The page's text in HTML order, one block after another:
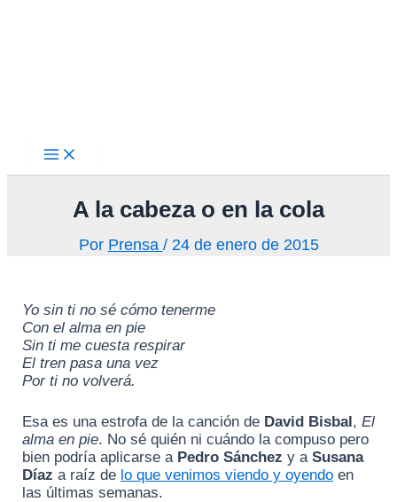
A la cabeza o en la cola
Por Prensa / 24 de enero de 2015
Yo sin ti no sé cómo tenerme
Con el alma en pie
Sin ti me cuesta respirar
El tren pasa una vez
Por ti no volverá.
Esa es una estrofa de la canción de David Bisbal, El
alma en pie. No sé quién ni cuándo la compuso pero
bien podría aplicarse a Pedro Sánchez y a Susana
Díaz a raíz de lo que venimos viendo y oyendo en
las últimas semanas.